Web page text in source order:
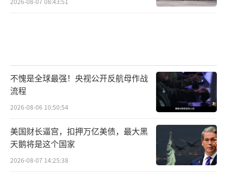
不愧是全球最强！央视公开反航母作战
流程
2026-08-06 10:50:54
美国财长逼宫，扣押万亿美债，最大黑
天鹅将是这个国家
2026-08-07 14:25:38